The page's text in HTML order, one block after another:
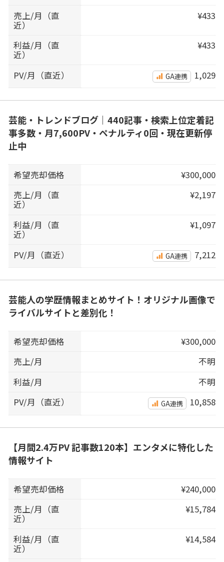
売上/月（直
近）
¥433
利益/月（直
近）
¥433
PV/月（直近） GA連携 1,029
芸能・トレンドブログ｜440記事・検索上位定着記
事多数・月7,600PV・ペナルティ0回・現在更新停
止中
希望売却価格
¥300,000
売上/月（直
近）
¥2,197
利益/月（直
近）
¥1,097
PV/月（直近） GA連携 7,212
芸能人の学歴情報まとめサイト！オリジナル画像で
ライバルサイトと差別化！
希望売却価格
¥300,000
売上/月
不明
利益/月
不明
PV/月（直近）
GA連携 10,858
【月間2.4万PV 記事数120本】エンタメに特化した
情報サイト
希望売却価格
¥240,000
売上/月（直
近）
¥15,784
利益/月（直
近）
¥14,584